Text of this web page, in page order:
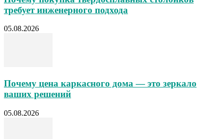
требует инженерного подхода
05.08.2026
Почему цена каркасного дома — это зеркало
ваших решений
05.08.2026